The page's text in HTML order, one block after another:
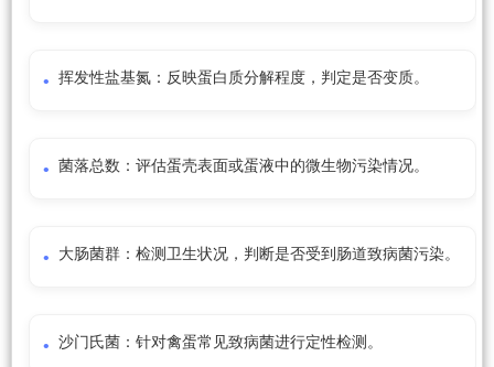
挥发性盐基氮：反映蛋白质分解程度，判定是否变质。
菌落总数：评估蛋壳表面或蛋液中的微生物污染情况。
大肠菌群：检测卫生状况，判断是否受到肠道致病菌污染。
沙门氏菌：针对禽蛋常见致病菌进行定性检测。